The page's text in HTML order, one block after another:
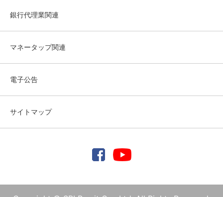
銀行代理業関連
マネータップ関連
電子公告
サイトマップ